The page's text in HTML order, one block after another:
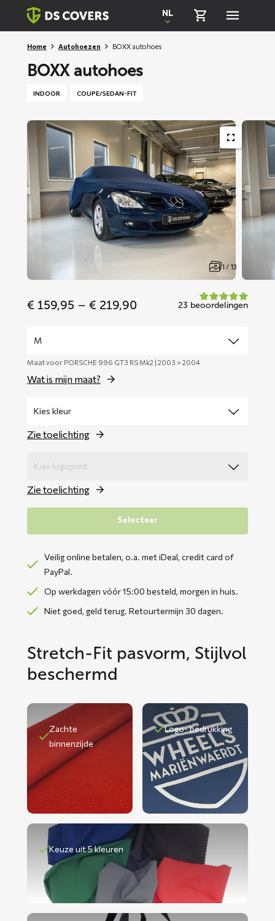
Skiplinks
NL
Home Autohoezen BOXX autohoes
BOXX autohoes
INDOOR COUPE/SEDAN-FIT
1 / 13
€ 159,95 – € 219,90 23 beoordelingen
Maat voor PORSCHE 996 GT3 RS Mk2 | 2003 > 2004
Wat is mijn maat?
Zie toelichting
Zie toelichting
Selecteer
Veilig online betalen, o.a. met iDeal, credit card of
PayPal.
Op werkdagen vóór 15:00 besteld, morgen in huis.
Niet goed, geld terug. Retourtermijn 30 dagen.
Stretch-Fit pasvorm, Stijlvol
beschermd
Zachte
binnenzijde
Logo- bedrukking
Keuze uit 5 kleuren